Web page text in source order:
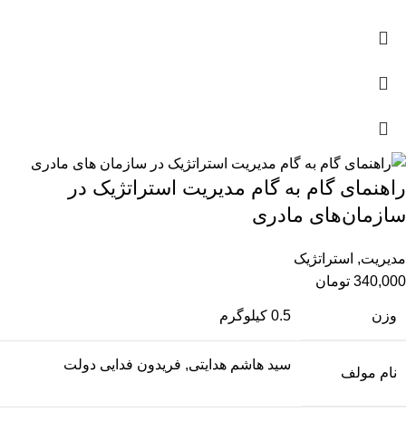
راهنمای گام به گام مدیریت استراتژیک در
سازمان‌های مادری
مدیریت, استراتژیک
340,000 تومان
وزن 0.5 کیلوگرم
نام مولف
سید هاشم هدایتی, فریدون فدایی دولت